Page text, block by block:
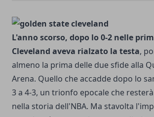
L'anno scorso, dopo lo 0-2 nelle
Cleveland aveva rialzato la testa,
almeno la prima delle due sfide alla
Arena. Quello che accadde dopo lo
3 a 4-3, un trionfo epocale che
nella storia dell'NBA. Ma stavolta